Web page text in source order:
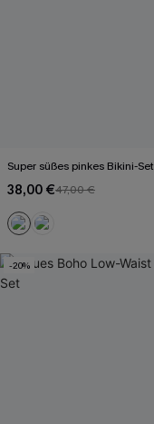
Super süßes pinkes Bikini-Set
38,00 €47,00 €
-20%